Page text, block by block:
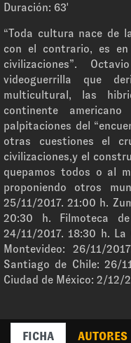
Duración: 63'
“Toda cultura nace de
con el contrario, es
civilizaciones”.
videoguerrilla que
multicultural, las
continente
palpitaciones del
otras cuestiones el
civilizaciones,y el
quepamos todos o al
proponiendo otros
25/11/2017. 21:00 h.
20:30 h. Filmoteca
24/11/2017. 18:30 h. La
Montevideo: 26/11/
Santiago de Chile: 26/
Ciudad de México: 2/12/
FICHA AUTORES